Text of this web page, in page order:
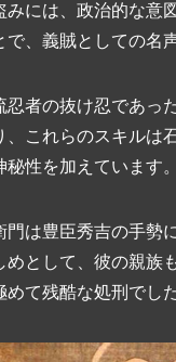
みには、政治的な意
、義賊としての名
忍者の抜け忍であっ
、これらのスキルは
性を加えています。
門は豊臣秀吉の手勢
めとして、彼の親族
て残酷な処刑でした